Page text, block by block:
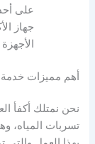
على
جهاز
أهم مميزات
نحن نمتلك أكفأ
تسربات المياه،